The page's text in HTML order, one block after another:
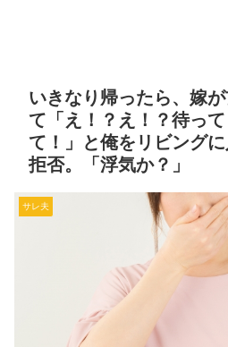
いきなり帰ったら、嫁
て「え！？え！？待っ
て！」と俺をリビング
拒否。「浮気か？」
サレ夫